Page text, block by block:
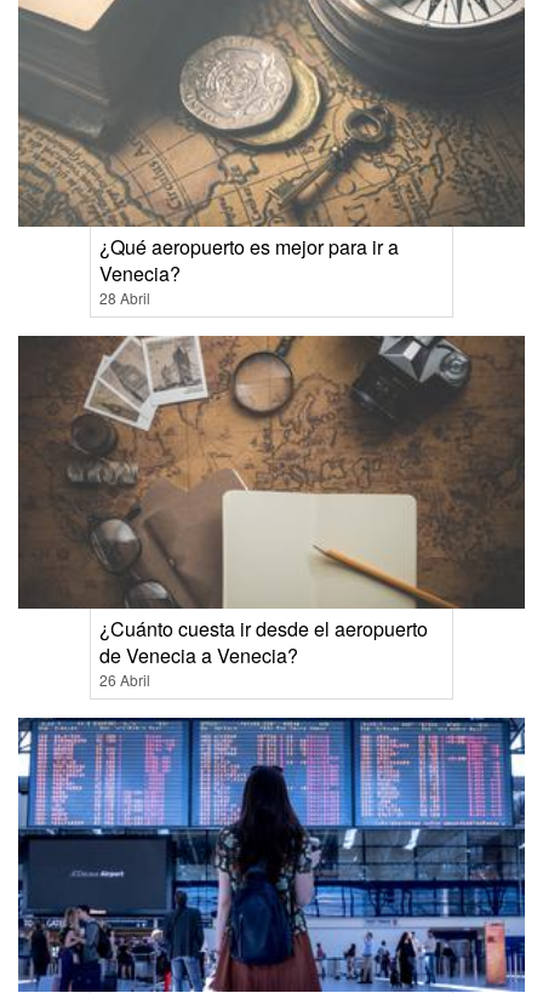
¿Qué aeropuerto es mejor para ir a
Venecia?
28 Abril
¿Cuánto cuesta ir desde el aeropuerto
de Venecia a Venecia?
26 Abril